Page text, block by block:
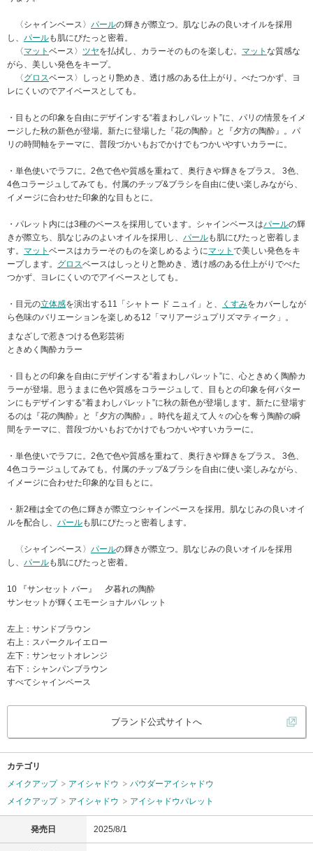
〈シャインベース〉 パールの輝きが際立つ。肌なじみの良いオイルを採用
し、 パールも肌にぴたっと密着。
〈 マット ベース〉 ツヤを払拭し、カラーそのものを楽しむ。 マット な質感な
がら、美しい発色をキープ。
〈 グロスベース〉しっとり艶めき、透け感のある仕上がり。べたつかず、ヨ
レにくいのでアイベースとしても。
・目もとの印象を自由にデザインする“着まわしパレット”に、パリの情景をイメ
ージした秋の新色が登場。新たに登場した『花の陶酔』と『夕方の陶酔』。パ
リの時間軸をテーマに、普段づかいもおでかけでもつかいやすいカラーに。
・単色使いでラフに。2色で色や質感を重ねて、奥行きや輝きをプラス。 3色、
4色コラージュしてみても。付属のチップ&ブラシを自由に使い楽しみながら、
イメージに合わせた印象的な目もとに。
・パレット内には3種のベースを採用しています。シャインベースはパールの輝
きが際立ち、肌なじみのよいオイルを採用し、 パールも肌にぴたっと密着しま
す。 マット ベースはカラーそのものを楽しめるようにマット で美しい発色をキ
ープします。 グロスベースはしっとりと艶めき、透け感のある仕上がりでべた
つかず、ヨレにくいのでアイベースとしても。
・目元の立体感を演出する11「シャトー ド ニュイ」と、 くすみをカバーしなが
ら色味のバリエーションを楽しめる12「マリアージュプリズマティーク」。
まなざしで惹きつける色彩芸術
ときめく陶酔カラー
・目もとの印象を自由にデザインする“着まわしパレット”に、心ときめく陶酔カ
ラーが登場。思うままに色や質感をコラージュして、目もとの印象を何パター
ンにもデザインする“着まわしパレット”に秋の新色が登場します。新たに登場す
るのは『花の陶酔』と『夕方の陶酔』。時代を超えて人々の心を奪う陶酔の瞬
間をテーマに、普段づかいもおでかけでもつかいやすいカラーに。
・単色使いでラフに。2色で色や質感を重ねて、奥行きや輝きをプラス。 3色、
4色コラージュしてみても。付属のチップ&ブラシを自由に使い楽しみながら、
イメージに合わせた印象的な目もとに。
・新2種は全ての色に輝きが際立つシャインベースを採用。肌なじみの良いオイ
ルを配合し、 パールも肌にぴたっと密着します。
〈シャインベース〉 パールの輝きが際立つ。肌なじみの良いオイルを採用
し、 パールも肌にぴたっと密着。
10 『サンセット バー』 夕暮れの陶酔
サンセットが輝くエモーショナルパレット
左上：サンドブラウン
右上：スパークルイエロー
左下：サンセットオレンジ
右下：シャンパンブラウン
すべてシャインベース
ブランド公式サイトへ
カテゴリ
メイクアップ
アイシャドウ
パウダーアイシャドウ
メイクアップ
アイシャドウ アイシャドウパレット
発売日 2025/8/1